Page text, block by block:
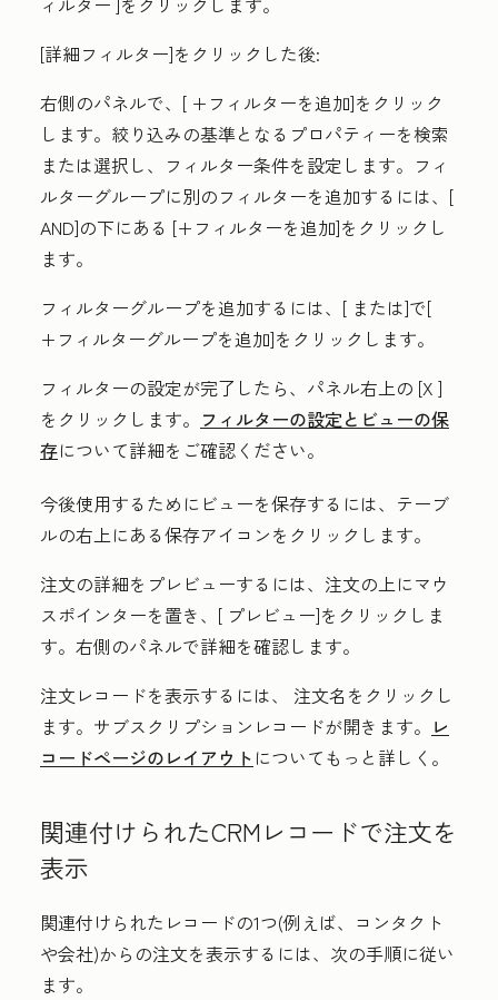
[詳細フィルター]をクリックした後:
右側のパネルで、[ +フィルターを追加]をクリック
します。絞り込みの基準となる プロパティーを検索
または選択し、フィルター条件を設定します。フィ
ルターグループに別のフィルターを追加するには、[
AND]の下にある [+フィルターを追加]をクリックし
ます。
フィルターグループを追加するには、[ または]で[
+フィルターグループを追加]をクリックします。
フィルターの設定が完了したら、パネル右上の [X ]
をクリックします。 フィルターの設定とビューの保
存について詳細をご確認ください。
今後使用するためにビューを保存するには、テーブ
ルの右上にある保存アイコンをクリックします。
注文の詳細をプレビューするには、注文の上にマウ
スポインターを置き、[ プレビュー]をクリックしま
す。右側のパネルで詳細を確認します。
注文レコードを表示するには、 注文名 をクリックし
ます。サブスクリプションレコードが開きます。 レ
コードページのレイアウト についてもっと詳しく。
関連付けられたCRMレコードで注文を
表示
関連付けられたレコードの1つ(例えば、コンタクト
や会社)からの注文を表示するには、次の手順に従い
ます。